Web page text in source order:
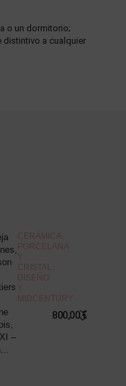
o un dormitorio;
distintivo a cualquier
–
CERÁMICA,
PORCELANA
Y
CRISTAL,
DISEÑO
Y
MIDCENTURY
800,00€